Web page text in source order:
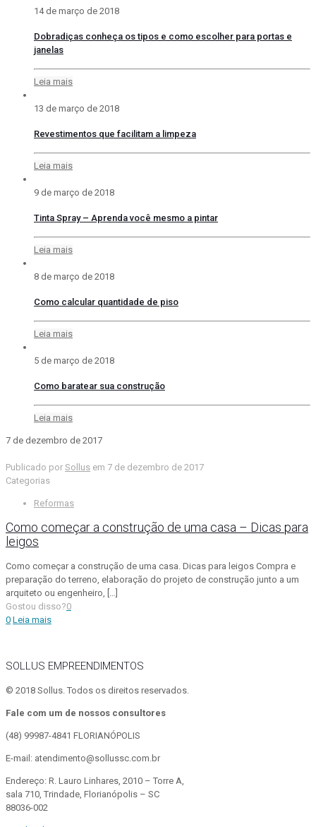
14 de março de 2018
Dobradiças conheça os tipos e como escolher para portas e
janelas
Leia mais
13 de março de 2018
Revestimentos que facilitam a limpeza
Leia mais
9 de março de 2018
Tinta Spray – Aprenda você mesmo a pintar
Leia mais
8 de março de 2018
Como calcular quantidade de piso
Leia mais
5 de março de 2018
Como baratear sua construção
Leia mais
7 de dezembro de 2017
Publicado por Sollus em 7 de dezembro de 2017
Categorias
Reformas
Como começar a construção de uma casa – Dicas para
leigos
Como começar a construção de uma casa. Dicas para leigos Compra e
preparação do terreno, elaboração do projeto de construção junto a um
arquiteto ou engenheiro, […]
Gostou disso?0
0 Leia mais
SOLLUS EMPREENDIMENTOS
© 2018 Sollus. Todos os direitos reservados.
Fale com um de nossos consultores
(48) 99987-4841 FLORIANÓPOLIS
E-mail: atendimento@sollussc.com.br
Endereço: R. Lauro Linhares, 2010 – Torre A,
sala 710, Trindade, Florianópolis – SC
88036-002